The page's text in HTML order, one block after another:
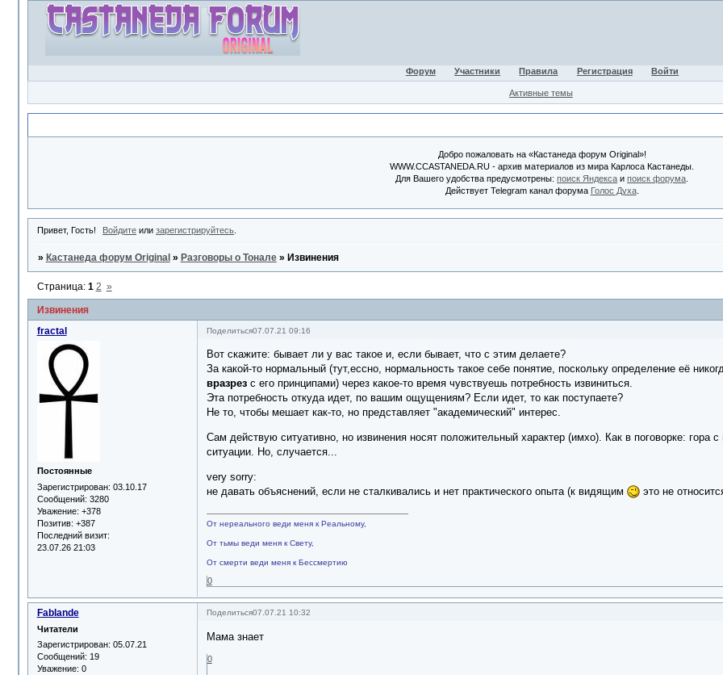
Форум Участники Правила Регистрация Войти
Активные темы
Добро пожаловать на «Кастанеда форум Original»!
WWW.CCASTANEDA.RU - архив материалов из мира Карлоса Кастанеды.
Для Вашего удобства предусмотрены:поиск Яндекса ипоиск форума
Действует Telegram канал форума Голос Духа.
Привет, Гость! Войдите илизарегистрируйтесь
» Кастанеда форум Original » Разговоры о Тонале » Извинения
Извинения
Страница: 1 2 »
Поделиться07.07.21 09:16
fractal
Постоянные
Зарегистрирован: 03.10.17
Сообщений: 3280
Уважение: +378
Позитив: +387
Последний визит:
23.07.26 21:03
Вот скажите: бывает ли у вас такое и, если бывает, что с этим делаете?
За какой-то нормальный (тут,ессно, нормальность такое себе понятие, поскольку определение её
вразрезс его принципами) через какое-то время чувствуешь потребность извиниться.
Эта потребность откуда идет, по вашим ощущениям? Если идет, то как поступаете?
Не то, чтобы мешает как-то, но представляет "академический" интерес.
Сам действую ситуативно, но извинения носят положительный характер (имхо). Как в поговорке: гора
ситуации. Но, случается...
very sorry:
не давать объяснений, если не сталкивались и нет практического опыта (к видящим
это не
От нереального веди меня к Реальному,
От тьмы веди меня к Свету,
От смерти веди меня к Бессмертию
0
Поделиться07.07.21 10:32
Fablande
Читатели
Зарегистрирован: 05.07.21
Сообщений: 19
Уважение: 0
Мама знает
0